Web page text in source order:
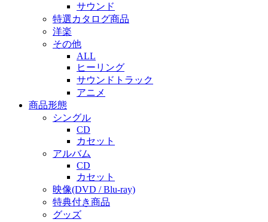
サウンド
特選カタログ商品
洋楽
その他
ALL
ヒーリング
サウンドトラック
アニメ
商品形態
シングル
CD
カセット
アルバム
CD
カセット
映像(DVD / Blu-ray)
特典付き商品
グッズ